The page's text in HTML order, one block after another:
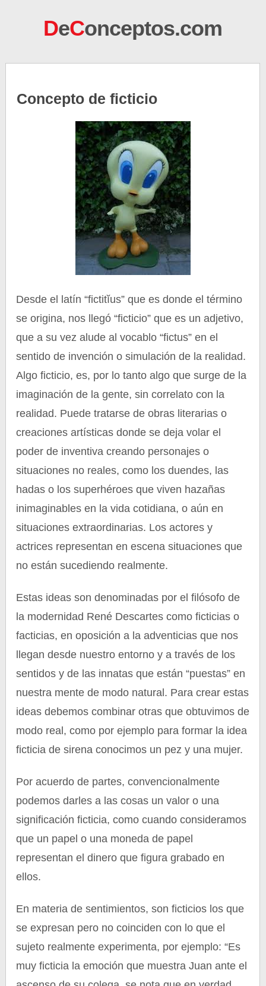
DeConceptos.com
Concepto de ficticio
Desde el latín “fictitĭus” que es donde el término
se origina, nos llegó “ficticio” que es un adjetivo,
que a su vez alude al vocablo “fictus” en el
sentido de invención o simulación de la realidad.
Algo ficticio, es, por lo tanto algo que surge de la
imaginación de la gente, sin correlato con la
realidad. Puede tratarse de obras literarias o
creaciones artísticas donde se deja volar el
poder de inventiva creando personajes o
situaciones no reales, como los duendes, las
hadas o los superhéroes que viven hazañas
inimaginables en la vida cotidiana, o aún en
situaciones extraordinarias. Los actores y
actrices representan en escena situaciones que
no están sucediendo realmente.
Estas ideas son denominadas por el filósofo de
la modernidad René Descartes como ficticias o
facticias, en oposición a la adventicias que nos
llegan desde nuestro entorno y a través de los
sentidos y de las innatas que están “puestas” en
nuestra mente de modo natural. Para crear estas
ideas debemos combinar otras que obtuvimos de
modo real, como por ejemplo para formar la idea
ficticia de sirena conocimos un pez y una mujer.
Por acuerdo de partes, convencionalmente
podemos darles a las cosas un valor o una
significación ficticia, como cuando consideramos
que un papel o una moneda de papel
representan el dinero que figura grabado en
ellos.
En materia de sentimientos, son ficticios los que
se expresan pero no coinciden con lo que el
sujeto realmente experimenta, por ejemplo: “Es
muy ficticia la emoción que muestra Juan ante el